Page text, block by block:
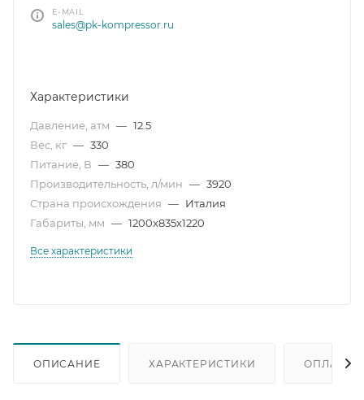
E-MAIL
sales@pk-kompressor.ru
Характеристики
Давление, атм — 12.5
Вес, кг — 330
Питание, В — 380
Производительность, л/мин — 3920
Страна происхождения — Италия
Габариты, мм — 1200x835x1220
Все характеристики
ОПИСАНИЕ ХАРАКТЕРИСТИКИ ОПЛАТА